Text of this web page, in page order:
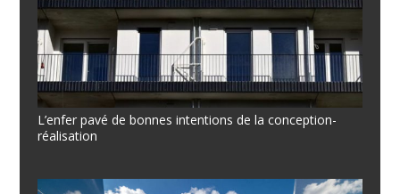
L’enfer pavé de bonnes intentions de la conception-
réalisation